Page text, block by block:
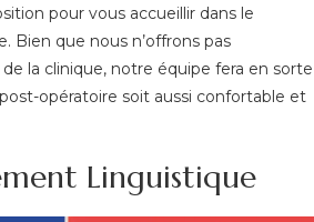
pour vous accueillir dans le
Bien que nous n’offrons pas
la clinique, notre équipe fera en sorte
opératoire soit aussi confortable et
Linguistique